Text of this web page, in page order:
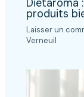
produits
Laisser un
Verneuil